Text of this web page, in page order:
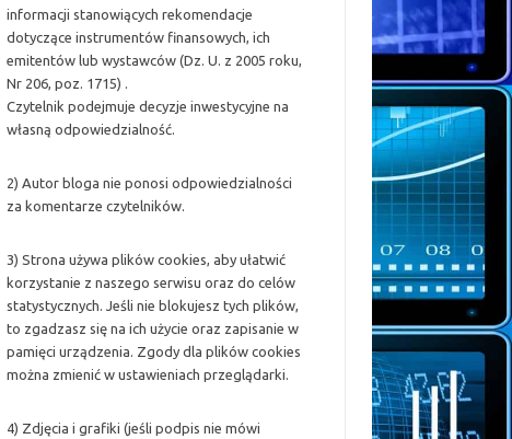
informacji stanowiących rekomendacje
dotyczące instrumentów finansowych, ich
emitentów lub wystawców (Dz. U. z 2005 roku,
Nr 206, poz. 1715) .
Czytelnik podejmuje decyzje inwestycyjne na
własną odpowiedzialność.
2) Autor bloga nie ponosi odpowiedzialności
za komentarze czytelników.
3) Strona używa plików cookies, aby ułatwić
korzystanie z naszego serwisu oraz do celów
statystycznych. Jeśli nie blokujesz tych plików,
to zgadzasz się na ich użycie oraz zapisanie w
pamięci urządzenia. Zgody dla plików cookies
można zmienić w ustawieniach przeglądarki.
4) Zdjęcia i grafiki (jeśli podpis nie mówi